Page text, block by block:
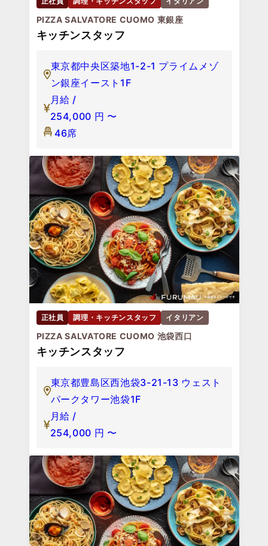
PIZZA SALVATORE CUOMO 東銀座
キッチンスタッフ
東京都中央区築地1-2-1 プライムメゾ
ン銀座イースト1F
月給 /
254,000 円 〜
46席
正社員 調理・キッチンスタッフ イタリアン
PIZZA SALVATORE CUOMO 池袋西口
キッチンスタッフ
東京都豊島区西池袋3-21-13 ウェスト
パークタワー池袋1F
月給 /
254,000 円 〜